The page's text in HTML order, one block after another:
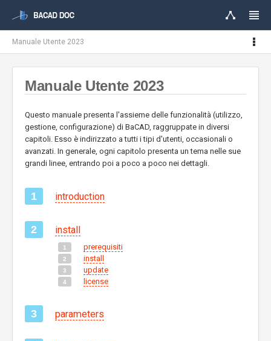
Manuale Utente 2023
Manuale Utente 2023
Questo manuale presenta l'assieme delle funzionalità (utilizzo,
gestione, configurazione) di BaCAD, raggruppate in diversi
capitoli. Esso è indirizzato a tutti i tipi d'utenti, occasionali o
avanzati. In generale, ogni capitolo presenta un tema nelle sue
grandi linee, entrando poi a poco a poco nei dettagli.
introduction
install
prerequisiti
install
update
license
parameters